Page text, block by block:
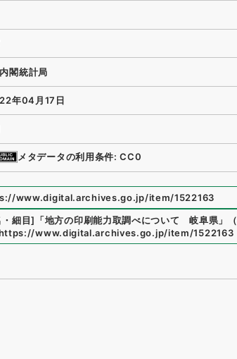
閣統計局
年04月17日
メタデータの利用条件: CC0
www.digital.archives.go.jp/item/1522163
細目] 「地方の印刷能力取調べについて 岐阜県 」 （
www.digital.archives.go.jp/item/1522163